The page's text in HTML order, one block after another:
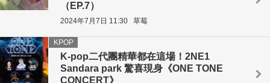
（EP.7）
2024年7月7日 11:30 草莓
K-pop二代團精華都在這場！2NE1
Sandara park 驚喜現身《ONE TONE
CONCERT》
KPOP